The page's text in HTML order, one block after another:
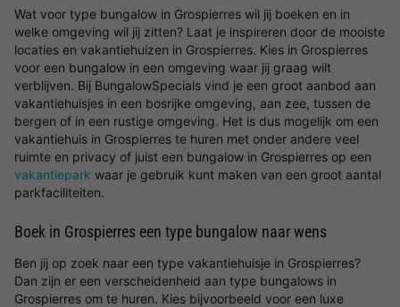
Wat voor type bungalow in Grospierres wil jij boeken en in
welke omgeving wil jij zitten? Laat je inspireren door de mooiste
locaties en vakantiehuizen in Grospierres. Kies in Grospierres
voor een bungalow in een omgeving waar jij graag wilt
verblijven. Bij BungalowSpecials vind je een groot aanbod aan
vakantiehuisjes in een bosrijke omgeving, aan zee, tussen de
bergen of in een rustige omgeving. Het is dus mogelijk om een
vakantiehuis in Grospierres te huren met onder andere veel
ruimte en privacy of juist een bungalow in Grospierres op een
vakantiepark waar je gebruik kunt maken van een groot aantal
parkfaciliteiten.
Boek in Grospierres een type bungalow naar wens
Ben jij op zoek naar een type vakantiehuisje in Grospierres?
Dan zijn er een verscheidenheid aan type bungalows in
Grospierres om te huren. Kies bijvoorbeeld voor een luxe